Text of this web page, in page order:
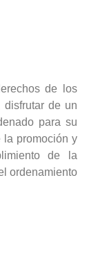
de los
de un
para su
la promoción y
de la
ordenamiento